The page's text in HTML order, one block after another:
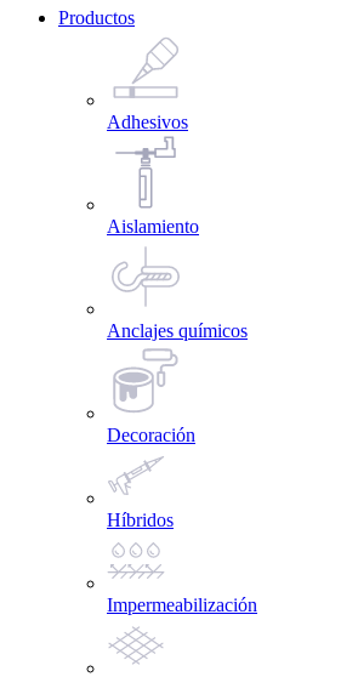
Productos
Adhesivos
Aislamiento
Anclajes químicos
Decoración
Híbridos
Impermeabilización